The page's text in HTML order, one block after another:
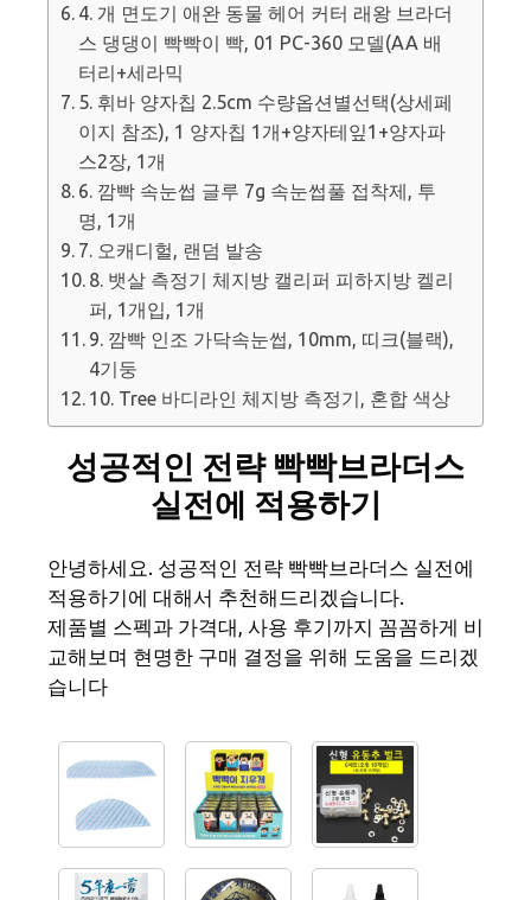
4. 개 면도기 애완 동물 헤어 커터 래왕 브라더
스 댕댕이 빡빡이 빡, 01 PC-360 모델(AA 배
터리+세라믹
5. 휘바 양자칩 2.5cm 수량옵션별선택(상세페
이지 참조), 1 양자칩 1개+양자테잎1+양자파
스2장, 1개
6. 깜빡 속눈썹 글루 7g 속눈썹풀 접착제, 투
명, 1개
7. 오캐디헐, 랜덤 발송
8. 뱃살 측정기 체지방 캘리퍼 피하지방 켈리
퍼, 1개입, 1개
9. 깜빡 인조 가닥속눈썹, 10mm, 띠크(블랙),
4기둥
10. Tree 바디라인 체지방 측정기, 혼합 색상
성공적인 전략 빡빡브라더스
실전에 적용하기
안녕하세요. 성공적인 전략 빡빡브라더스 실전에
적용하기에 대해서 추천해드리겠습니다.
제품별 스펙과 가격대, 사용 후기까지 꼼꼼하게 비
교해보며 현명한 구매 결정을 위해 도움을 드리겠
습니다